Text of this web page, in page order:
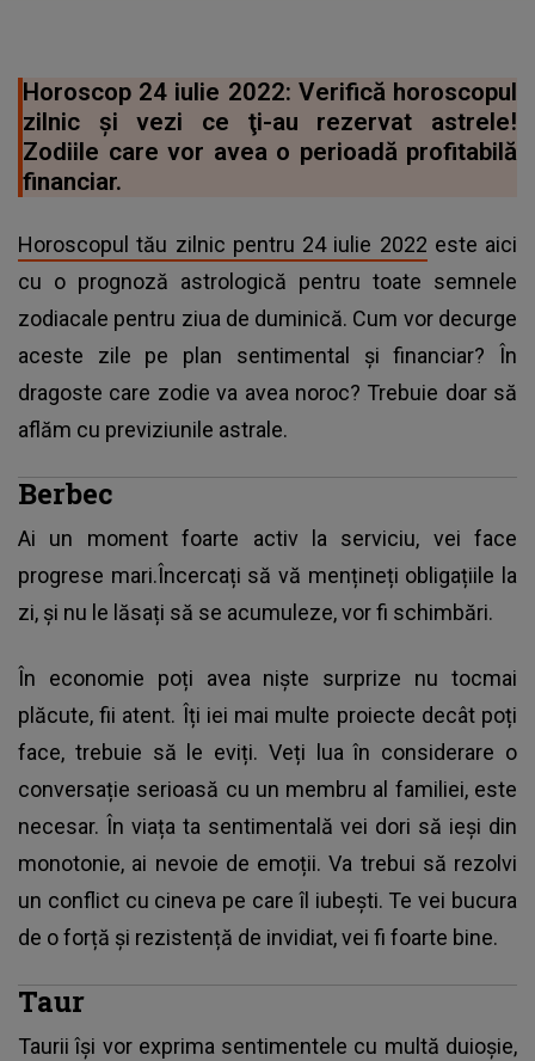
Horoscop 24 iulie 2022: Verifică horoscopul
zilnic şi vezi ce ţi-au rezervat astrele!
Zodiile care vor avea o perioadă profitabilă
financiar.
Horoscopul tău zilnic pentru 24 iulie 2022 este aici
cu o prognoză astrologică pentru toate semnele
zodiacale pentru ziua de duminică. Cum vor decurge
aceste zile pe plan sentimental și financiar? În
dragoste care zodie va avea noroc? Trebuie doar să
aflăm cu previziunile astrale.
Berbec
Ai un moment foarte activ la serviciu, vei face
progrese mari.Încercați să vă mențineți obligațiile la
zi, și nu le lăsați să se acumuleze, vor fi schimbări.
În economie poți avea niște surprize nu tocmai
plăcute, fii atent. Îți iei mai multe proiecte decât poți
face, trebuie să le eviți. Veți lua în considerare o
conversație serioasă cu un membru al familiei, este
necesar. În viața ta sentimentală vei dori să ieși din
monotonie, ai nevoie de emoții. Va trebui să rezolvi
un conflict cu cineva pe care îl iubești. Te vei bucura
de o forță și rezistență de invidiat, vei fi foarte bine.
Taur
Taurii își vor exprima sentimentele cu multă duioșie,